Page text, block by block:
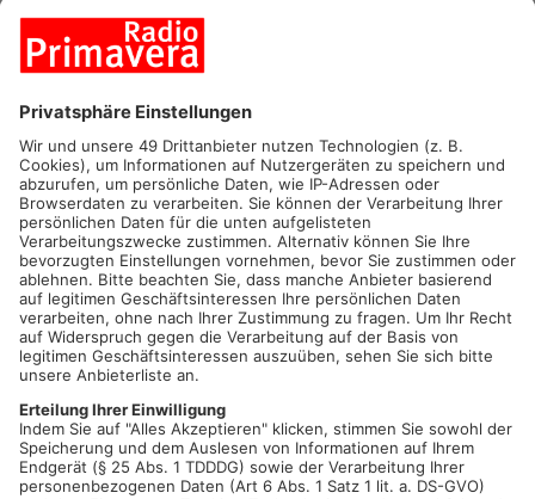
GELNHAUSEN.Nach dem dramatischen Kirchenbrand vor fast
zwei Jahren wurde die Katholische Kirche in Gelnhausen-
Meerholz nun endlich wieder eingeweiht. Die Maria Königin
Kirche steht der Gemeinde wieder offen, und die Freude über
die Wiedereröffnung ist groß. Am 4. Advent zeigte sich die
überwältigende Anteilnahme der Gemeinde, die den
Gottesdienstbesuch zu einem ganz besonderen Ereignis
machte.
Ein neuer Anfang nach dem Brand
Der Brand der Kirche hatte die Gemeinde schwer getroffen,
doch nun kann sie voller Hoffnung in die Zukunft blicken. Die
Wiedereröffnung war ein Symbol für den Neuanfang und das
große Engagement, die Kirche nach den Zerstörungen
wiederaufzubauen. Mit der Wiedereröffnung wird ein Stück
Normalität zurückgebracht, und die Gläubigen können wieder
in gewohnter Umgebung ihre Gottesdienste feiern.